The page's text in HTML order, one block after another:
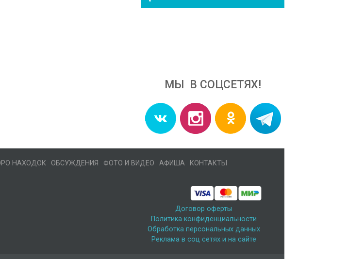
МЫ В СОЦСЕТЯХ!
НАХОДОК ОБСУЖДЕНИЯ ФОТО И ВИДЕО АФИША КОНТАКТЫ
Договор оферты
Политика конфиденциальности
Обработка персональных данных
Реклама в соц сетях и на сайте